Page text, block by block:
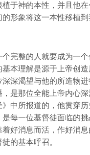
植于神的本性，并且他
的形象将这一本性移植
个完整的人就要成为一
基本理解是源于上帝创
深深渴望与他的所造物
是那位全能上帝内心深
》中所报道的，他贯穿历
是每一位基督徒面临的
着好消息而活，作好消
的基本呼召。